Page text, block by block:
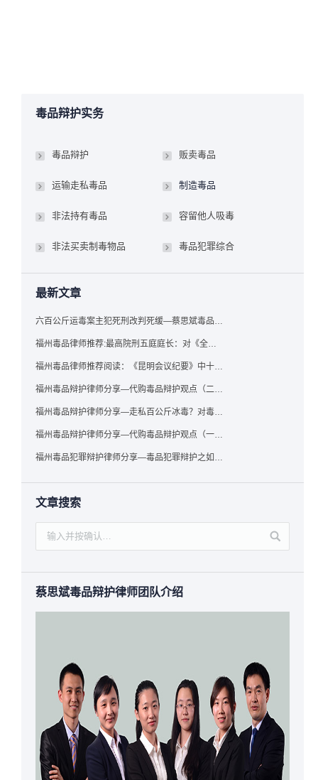
毒品辩护实务
毒品辩护 贩卖毒品
运输走私毒品 制造毒品
非法持有毒品 容留他人吸毒
非法买卖制毒物品 毒品犯罪综合
最新文章
六百公斤运毒案主犯死刑改判死缓—蔡思斌毒品犯罪辩护成功案例
福州毒品律师推荐:最高院刑五庭庭长：对《全国法院毒品案件审判工作会议纪要》的理解与适用
福州毒品律师推荐阅读：《昆明会议纪要》中十个“意想不到”的规定
福州毒品辩护律师分享—代购毒品辩护观点（二）——“牟利”之辩
福州毒品辩护律师分享—走私百公斤冰毒？对毒品缺失型走私毒品罪案件，该如何有效辩护
福州毒品辩护律师分享—代购毒品辩护观点（一）——“真假”之辩
福州毒品犯罪辩护律师分享—毒品犯罪辩护之如何提炼言辞证据
文章搜索
蔡思斌毒品辩护律师团队介绍